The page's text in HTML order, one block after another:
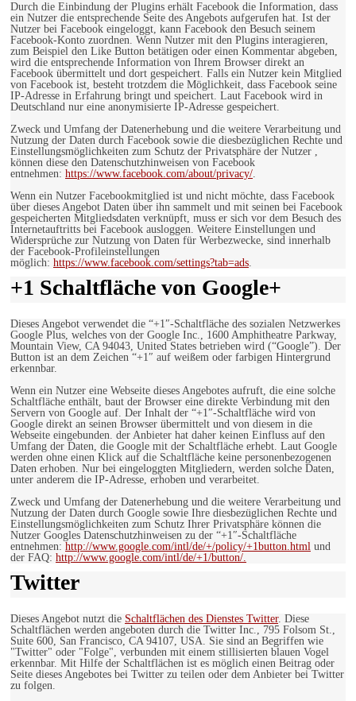
Durch die Einbindung der Plugins erhält Facebook die Information, dass
ein Nutzer die entsprechende Seite des Angebots aufgerufen hat. Ist der
Nutzer bei Facebook eingeloggt, kann Facebook den Besuch seinem
Facebook-Konto zuordnen. Wenn Nutzer mit den Plugins interagieren,
zum Beispiel den Like Button betätigen oder einen Kommentar abgeben,
wird die entsprechende Information von Ihrem Browser direkt an
Facebook übermittelt und dort gespeichert. Falls ein Nutzer kein Mitglied
von Facebook ist, besteht trotzdem die Möglichkeit, dass Facebook seine
IP-Adresse in Erfahrung bringt und speichert. Laut Facebook wird in
Deutschland nur eine anonymisierte IP-Adresse gespeichert.
Zweck und Umfang der Datenerhebung und die weitere Verarbeitung und
Nutzung der Daten durch Facebook sowie die diesbezüglichen Rechte und
Einstellungsmöglichkeiten zum Schutz der Privatsphäre der Nutzer ,
können diese den Datenschutzhinweisen von Facebook
entnehmen: https://www.facebook.com/about/privacy/.
Wenn ein Nutzer Facebookmitglied ist und nicht möchte, dass Facebook
über dieses Angebot Daten über ihn sammelt und mit seinen bei Facebook
gespeicherten Mitgliedsdaten verknüpft, muss er sich vor dem Besuch des
Internetauftritts bei Facebook ausloggen. Weitere Einstellungen und
Widersprüche zur Nutzung von Daten für Werbezwecke, sind innerhalb
der Facebook-Profileinstellungen
möglich: https://www.facebook.com/settings?tab=ads.
+1 Schaltfläche von Google+
Dieses Angebot verwendet die “+1″-Schaltfläche des sozialen Netzwerkes
Google Plus, welches von der Google Inc., 1600 Amphitheatre Parkway,
Mountain View, CA 94043, United States betrieben wird (“Google”). Der
Button ist an dem Zeichen “+1″ auf weißem oder farbigen Hintergrund
erkennbar.
Wenn ein Nutzer eine Webseite dieses Angebotes aufruft, die eine solche
Schaltfläche enthält, baut der Browser eine direkte Verbindung mit den
Servern von Google auf. Der Inhalt der “+1″-Schaltfläche wird von
Google direkt an seinen Browser übermittelt und von diesem in die
Webseite eingebunden. der Anbieter hat daher keinen Einfluss auf den
Umfang der Daten, die Google mit der Schaltfläche erhebt. Laut Google
werden ohne einen Klick auf die Schaltfläche keine personenbezogenen
Daten erhoben. Nur bei eingeloggten Mitgliedern, werden solche Daten,
unter anderem die IP-Adresse, erhoben und verarbeitet.
Zweck und Umfang der Datenerhebung und die weitere Verarbeitung und
Nutzung der Daten durch Google sowie Ihre diesbezüglichen Rechte und
Einstellungsmöglichkeiten zum Schutz Ihrer Privatsphäre können die
Nutzer Googles Datenschutzhinweisen zu der “+1″-Schaltfläche
entnehmen: http://www.google.com/intl/de/+/policy/+1button.html und
der FAQ: http://www.google.com/intl/de/+1/button/.
Twitter
Dieses Angebot nutzt die Schaltflächen des Dienstes Twitter. Diese
Schaltflächen werden angeboten durch die Twitter Inc., 795 Folsom St.,
Suite 600, San Francisco, CA 94107, USA. Sie sind an Begriffen wie
"Twitter" oder "Folge", verbunden mit einem stillisierten blauen Vogel
erkennbar. Mit Hilfe der Schaltflächen ist es möglich einen Beitrag oder
Seite dieses Angebotes bei Twitter zu teilen oder dem Anbieter bei Twitter
zu folgen.